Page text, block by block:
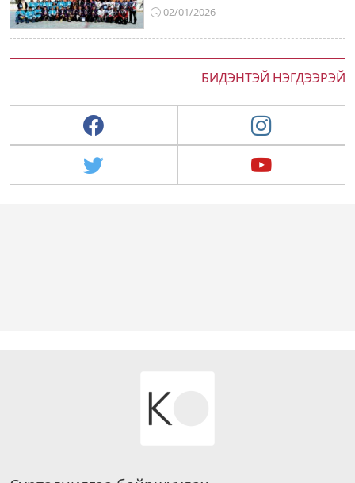
02/01/2026
БИДЭНТЭЙ НЭГДЭЭРЭЙ